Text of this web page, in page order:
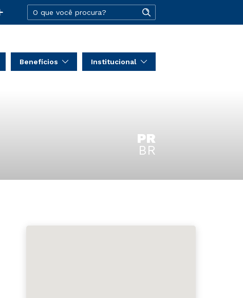
Benefícios Institucional
PR
BR